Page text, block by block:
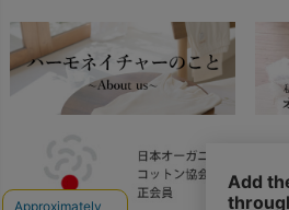
FAXでのご注文
お問い合わせchevron_right